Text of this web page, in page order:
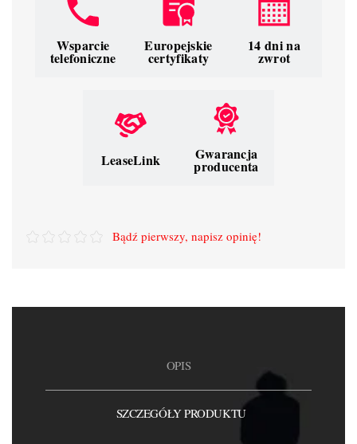
Wsparcie
telefoniczne
Europejskie
certyfikaty
14 dni na
zwrot
LeaseLink Gwarancja
producenta
Bądź pierwszy, napisz opinię!
OPIS
SZCZEGÓŁY PRODUKTU